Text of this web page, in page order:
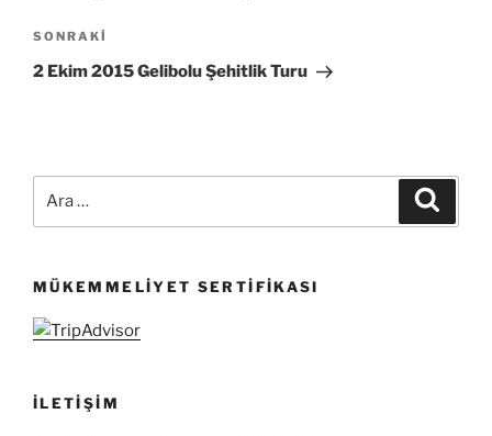
Sonraki
Yazı
SONRAKI
2 Ekim 2015 Gelibolu Şehitlik Turu
MÜKEMMELIYET SERTIFIKASI
İLETIŞIM